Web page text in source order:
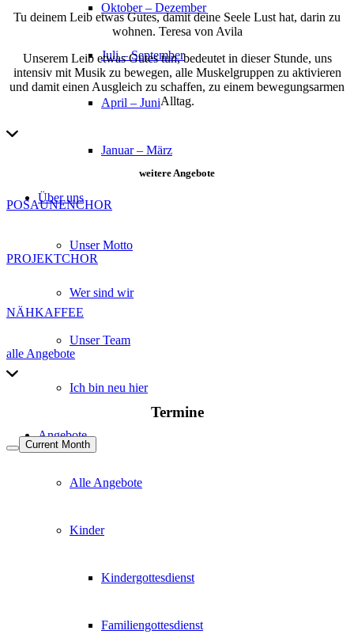
Oktober – Dezember
Juli – September
April – Juni
Januar – März
Über uns
Unser Motto
Wer sind wir
Unser Team
Ich bin neu hier
Angebote
Alle Angebote
Kinder
Kindergottesdienst
Familiengottesdienst
Tu deinem Leib etwas Gutes, damit deine Seele Lust hat, darin zu
wohnen. Teresa von Avila
Unserem Leib etwas Gutes tun, bedeutet in dieser Stunde, uns
intensiv mit Musik zu bewegen, alle Muskelgruppen zu aktivieren
und damit einen Ausgleich zu schaffen, zu einem bewegungsarmen
Alltag.
weitere Angebote
POSAUNENCHOR
PROJEKTCHOR
NÄHKAFFEE
alle Angebote
Termine
Current Month